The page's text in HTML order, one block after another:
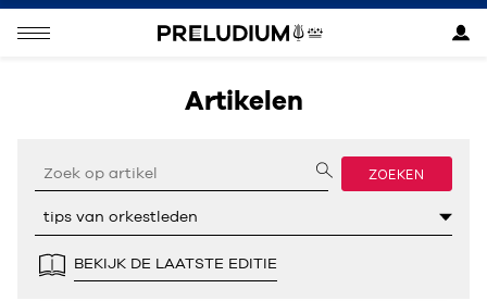
Artikelen
ZOEKEN
BEKIJK DE LAATSTE EDITIE